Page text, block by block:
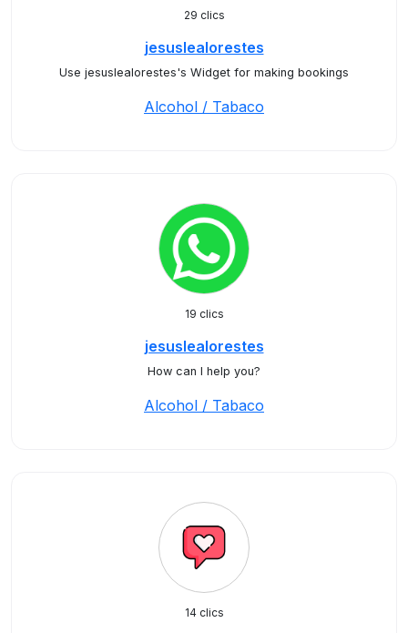
29 clics
jesuslealorestes
Use jesuslealorestes's Widget for making bookings
Alcohol / Tabaco
19 clics
jesuslealorestes
How can I help you?
Alcohol / Tabaco
14 clics